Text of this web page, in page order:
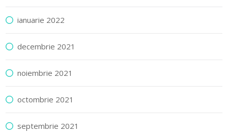
ianuarie 2022
decembrie 2021
noiembrie 2021
octombrie 2021
septembrie 2021